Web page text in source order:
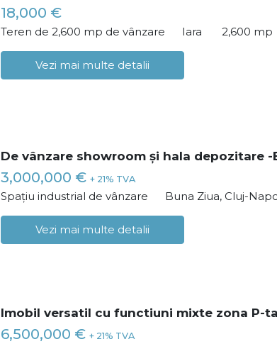
18,000 €
Teren de 2,600 mp de vânzare Iara 2,600 mp
Vezi mai multe detalii
De vânzare showroom și hala depozitare -
3,000,000 € + 21% TVA
Spațiu industrial de vânzare Buna Ziua, Cluj-
Vezi mai multe detalii
Imobil versatil cu functiuni mixte zona P-
6,500,000 € + 21% TVA